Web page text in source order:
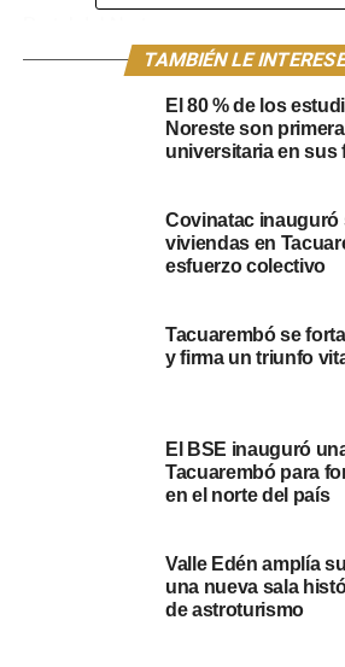
NOTICIAS RELACIONADAS: AFE AUTO
Falleció un hombre de 88 años
TAMBIÉN LE
El 80 % de los
Noreste son
universitaria en sus
Covinatac inauguró
viviendas en
esfuerzo colectivo
Tacuarembó se
y firma un triunfo
El BSE inauguró
Tacuarembó para
en el norte del país
Valle Edén amplía
una nueva sala
de astroturismo